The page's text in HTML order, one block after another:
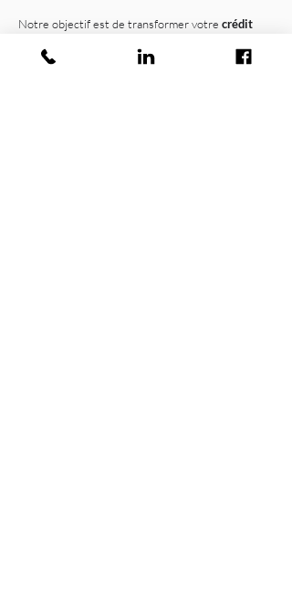
Notre objectif est de transformer votre crédit
accompagnement transparent et conforme.